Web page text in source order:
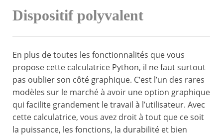
Dispositif polyvalent
En plus de toutes les fonctionnalités que vous
propose cette calculatrice Python, il ne faut surtout
pas oublier son côté graphique. C’est l’un des rares
modèles sur le marché à avoir une option graphique
qui facilite grandement le travail à l’utilisateur. Avec
cette calculatrice, vous avez droit à tout que ce soit
la puissance, les fonctions, la durabilité et bien